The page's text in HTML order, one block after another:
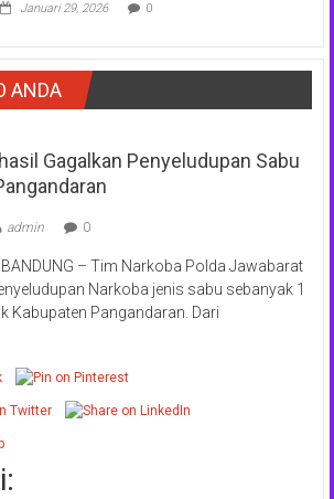
Januari 29, 2026 0
ANDA
Gagalkan Penyeludupan Sabu
admin 0
BANDUNG – Tim Narkoba Polda Jawabarat
Narkoba jenis sabu sebanyak 1
Kabupaten Pangandaran. Dari